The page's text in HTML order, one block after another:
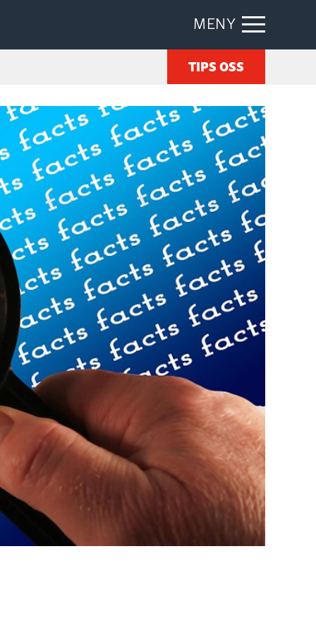
MENY
TIPS OSS